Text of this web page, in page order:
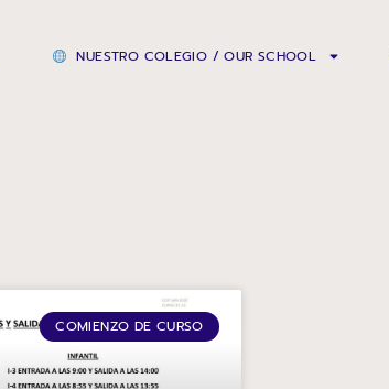
NUESTRO COLEGIO / OUR SCHOOL
COMIENZO DE CURSO